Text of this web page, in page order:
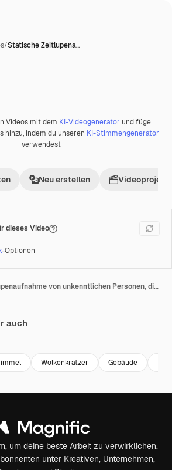
/Statische Zeitlupena…
Videos mit dem KI-Videogenerator und füge
hinzu, indem du unseren KI-Stimmengenerator
verwendest
Neu erstellen Videoprojekt
dieses Video
-Optionen
Statische Zeitlupenaufnahme von unkenntlichen Personen, die auf der London Millennium Bridge gehen.
auch
Wolkenkratzer Gebäude
um deine beste Arbeit zu verwirklichen.
unter Kreativen, Unternehmen,